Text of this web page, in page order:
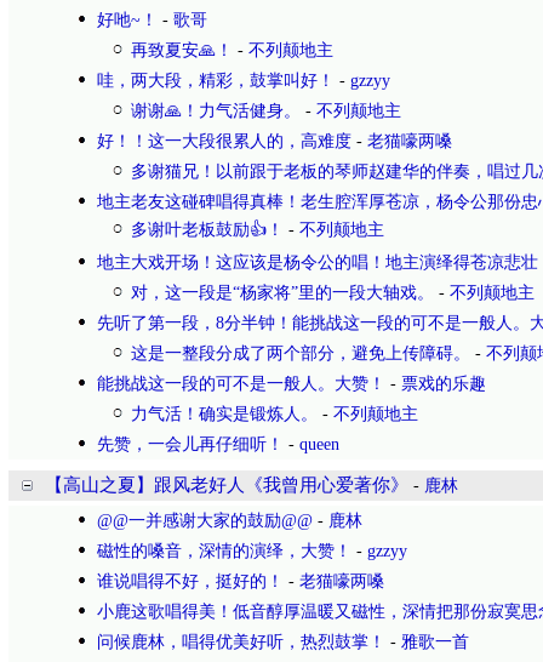
好吔~！
- 歌哥
再致夏安🙏！
- 不列颠地主
哇，两大段，精彩，鼓掌叫好！
- gzzyy
谢谢🙏！力气活健身。
- 不列颠地主
好！！这一大段很累人的，高难度 - 老猫嚎两嗓
多谢猫兄！以前跟于老板的琴师赵建华的伴奏，唱过几
地主老友这碰碑唱得真棒！老生腔浑厚苍凉，杨令公那份忠
多谢叶老板鼓励👍！
- 不列颠地主
地主大戏开场！这应该是杨令公的唱！地主演绎得苍凉悲壮
对，这一段是“杨家将”里的一段大轴戏。
- 不列颠地主
先听了第一段，8分半钟！能挑战这一段的可不是一般人。
这是一整段分成了两个部分，避免上传障碍。
- 不列颠
能挑战这一段的可不是一般人。大赞！
- 票戏的乐趣
力气活！确实是锻炼人。
- 不列颠地主
先赞，一会儿再仔细听！
- queen
【高山之夏】跟风老好人《我曾用心爱著你》 - 鹿林
@@一并感谢大家的鼓励@@ - 鹿林
磁性的嗓音，深情的演绎，大赞！
- gzzyy
谁说唱得不好，挺好的！
- 老猫嚎两嗓
小鹿这歌唱得美！低音醇厚温暖又磁性，深情把那份寂寞思
问候鹿林，唱得优美好听，热烈鼓掌！
- 雅歌一首